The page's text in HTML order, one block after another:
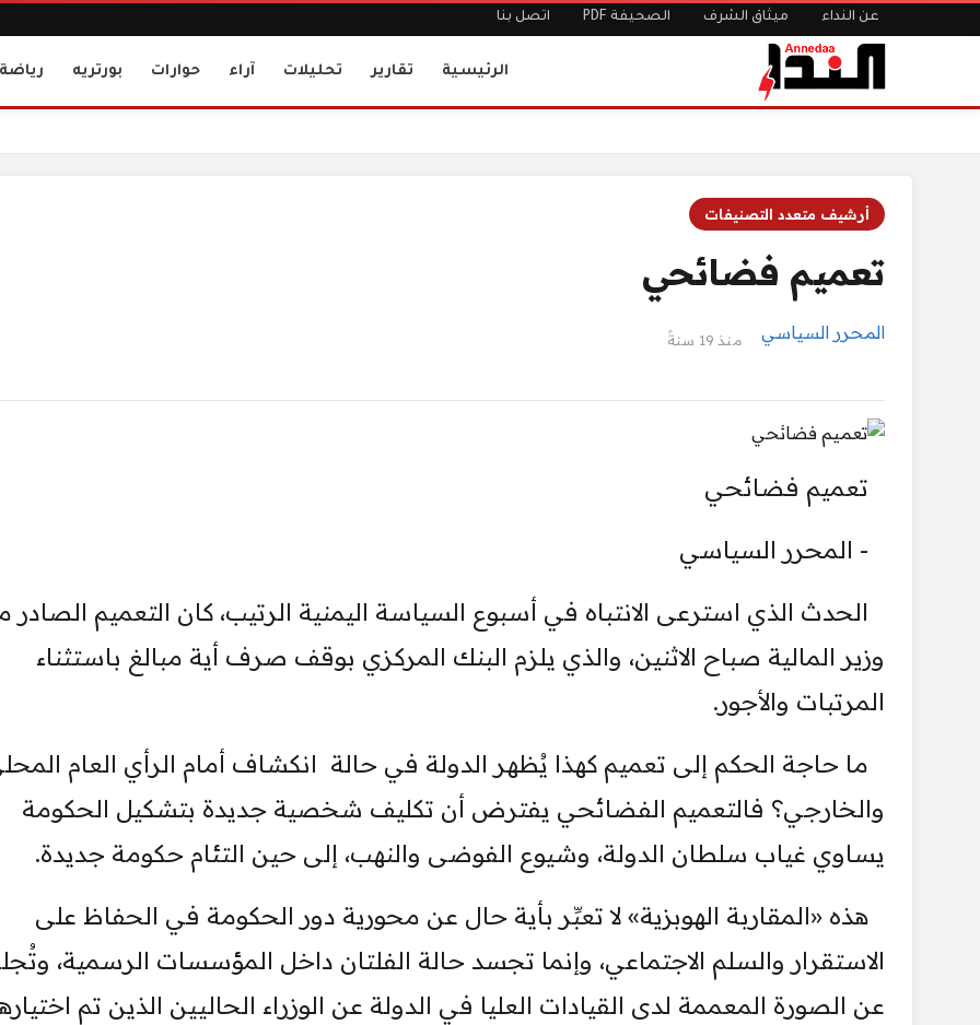
عن النداء ميثاق الشرف الصحيفة PDF اتصل بنا
الرئيسية تقارير تحليلات آراء حوارات بورتريه رياضة
أرشيف متعدد التصنيفات
تعميم فضائحي
المحرر السياسي منذ 19 سنةً
تعميم فضائحي
- المحرر السياسي
الحدث الذي استرعى الانتباه في أسبوع السياسة اليمنية الرتيب، كان التعميم الصادر
وزير المالية صباح الاثنين، والذي يلزم البنك المركزي بوقف صرف أية مبالغ باستثناء
المرتبات والأجور.
ما حاجة الحكم إلى تعميم كهذا يُظهر الدولة في حالة انكشاف أمام الرأي العام
والخارجي؟ فالتعميم الفضائحي يفترض أن تكليف شخصية جديدة بتشكيل الحكومة
يساوي غياب سلطان الدولة، وشيوع الفوضى والنهب، إلى حين التئام حكومة جديدة.
هذه «المقاربة الهوبزية» لا تعبِّر بأية حال عن محورية دور الحكومة في الحفاظ على
الاستقرار والسلم الاجتماعي، وإنما تجسد حالة الفلتان داخل المؤسسات الرسمية،
عن الصورة المعممة لدى القيادات العليا في الدولة عن الوزراء الحاليين الذين تم